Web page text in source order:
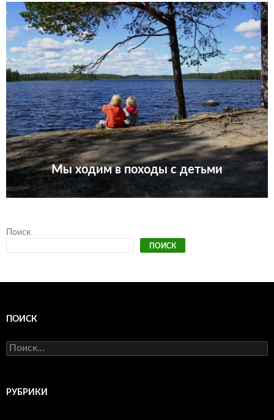
Мы ходим в походы с детьми
Поиск
ПОИСК
ПОИСК
Найти:
РУБРИКИ